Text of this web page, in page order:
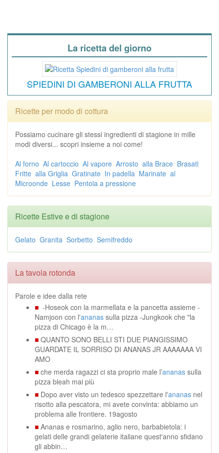
La ricetta del giorno
SPIEDINI DI GAMBERONI ALLA FRUTTA
Ricette per modo di cottura
Possiamo cucinare gli stessi ingredienti di stagione in mille
modi diversi... scopri insieme a noi come!
Al forno Al cartoccio Al vapore Arrosto alla Brace Brasati
Fritte alla Griglia Gratinate In padella Marinate al
Microonde Lesse Pentola a pressione
Ricette Estive e di stagione
Gelato Granita Sorbetto Semifreddo
La tavola rotonda
Parole e idee dalla rete
■ -Hoseok con la marmellata e la pancetta assieme -
Namjoon con l'ananas sulla pizza -Jungkook che "la
pizza di Chicago è la m…
■ QUANTO SONO BELLI STI DUE PIANGISSIMO
GUARDATE IL SORRISO DI ANANAS JR AAAAAAA VI
AMO
■ che merda ragazzi ci sta proprio male l’ananas sulla
pizza bleah mai più
■ Dopo aver visto un tedesco spezzettare l'ananas nel
risotto alla pescatora, mi avete convinta: abbiamo un
problema alle frontiere. 19agosto
■ Ananas e rosmarino, aglio nero, barbabietola: i
gelati delle grandi gelaterie italiane quest'anno sfidano
gli abbin…